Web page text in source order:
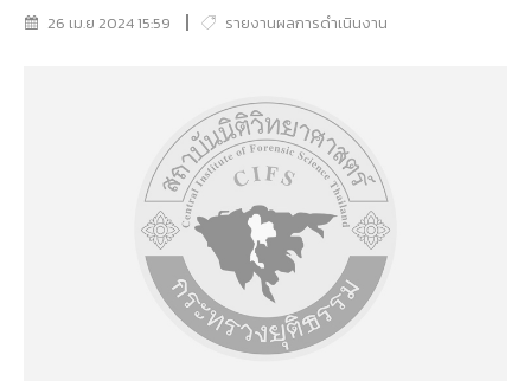
26 เม.ย 2024 15:59 รายงานผลการดำเนินงาน